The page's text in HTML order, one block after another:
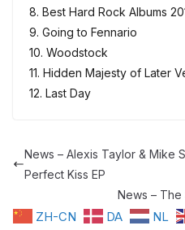
8. Best Hard Rock Albums
9. Going to Fennario
10. Woodstock
11. Hidden Majesty of Later
12. Last Day
News – Alexis Taylor & Mike
Perfect Kiss EP
News – The
ZH-CN DA NL